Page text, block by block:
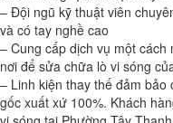
– Đội ngũ kỹ thuật viên
và có tay nghề cao
– Cung cấp dịch vụ một
nơi để sửa chữa lò vi sóng
– Linh kiện thay thế đảm
gốc xuất xứ 100%. Khách